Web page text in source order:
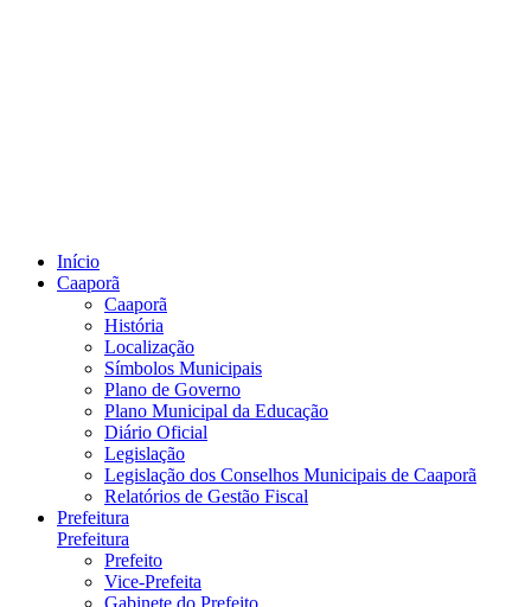
Início
Caaporã
Caaporã
História
Localização
Símbolos Municipais
Plano de Governo
Plano Municipal da Educação
Diário Oficial
Legislação
Legislação dos Conselhos Municipais de Caaporã
Relatórios de Gestão Fiscal
Prefeitura
Prefeitura
Prefeito
Vice-Prefeita
Gabinete do Prefeito